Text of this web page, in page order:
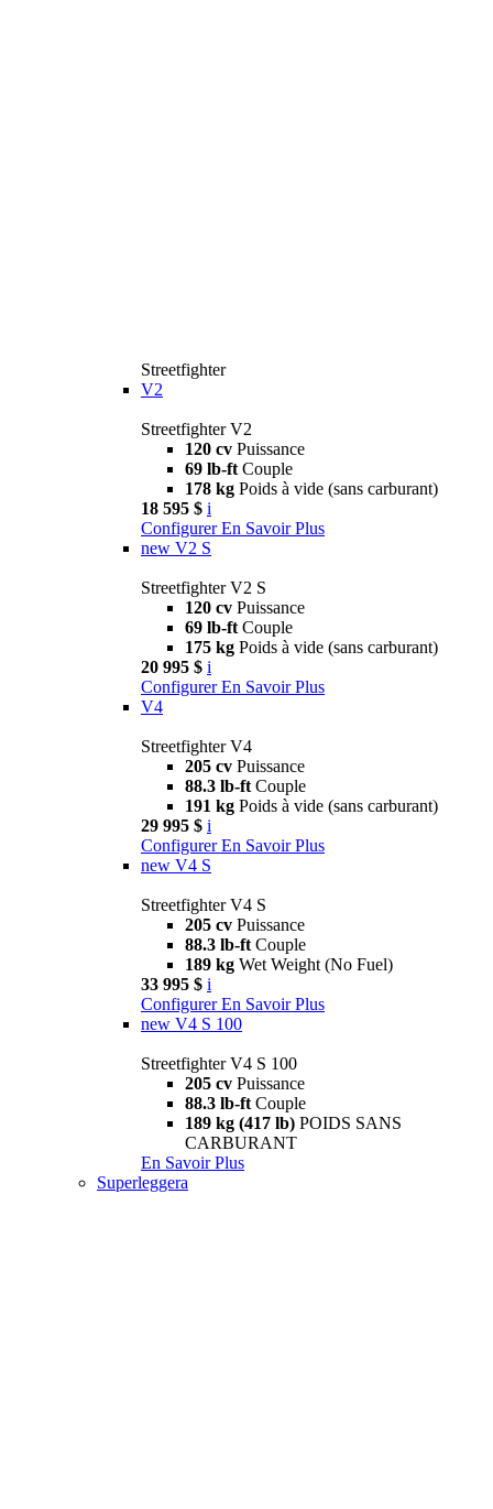
Streetfighter
V2
Streetfighter V2
120 cv Puissance
69 lb-ft Couple
178 kg Poids à vide (sans carburant)
18 595 $ i
Configurer En Savoir Plus
new V2 S
Streetfighter V2 S
120 cv Puissance
69 lb-ft Couple
175 kg Poids à vide (sans carburant)
20 995 $ i
Configurer En Savoir Plus
V4
Streetfighter V4
205 cv Puissance
88.3 lb-ft Couple
191 kg Poids à vide (sans carburant)
29 995 $ i
Configurer En Savoir Plus
new V4 S
Streetfighter V4 S
205 cv Puissance
88.3 lb-ft Couple
189 kg Wet Weight (No Fuel)
33 995 $ i
Configurer En Savoir Plus
new V4 S 100
Streetfighter V4 S 100
205 cv Puissance
88.3 lb-ft Couple
189 kg (417 lb) POIDS SANS
CARBURANT
En Savoir Plus
Superleggera